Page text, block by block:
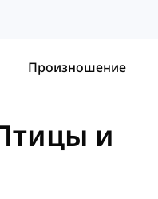
Произношение
и